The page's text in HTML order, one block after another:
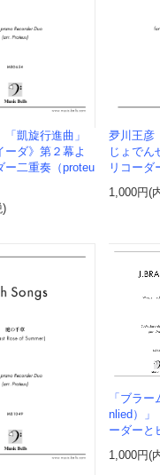
凱旋行進曲」
ーダ》第２幕よ
二重奏（proteu
)
夛川王彦
じょで
リコーダ
1,000円(
「ブラ
nlied）
ーダーと
1,000円(